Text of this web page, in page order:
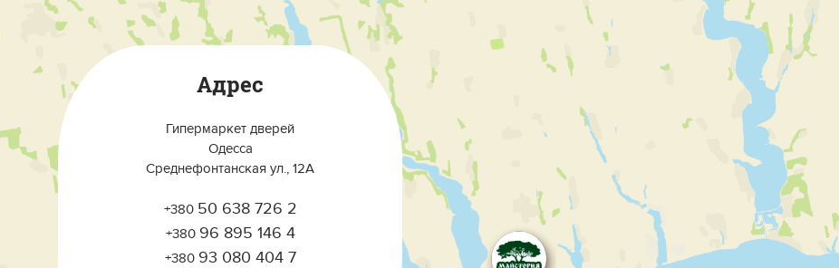
Адрес
Гипермаркет дверей
Одесса
Среднефонтанская ул., 12А
+380 50 638 726 2
+380 96 895 146 4
+380 93 080 404 7